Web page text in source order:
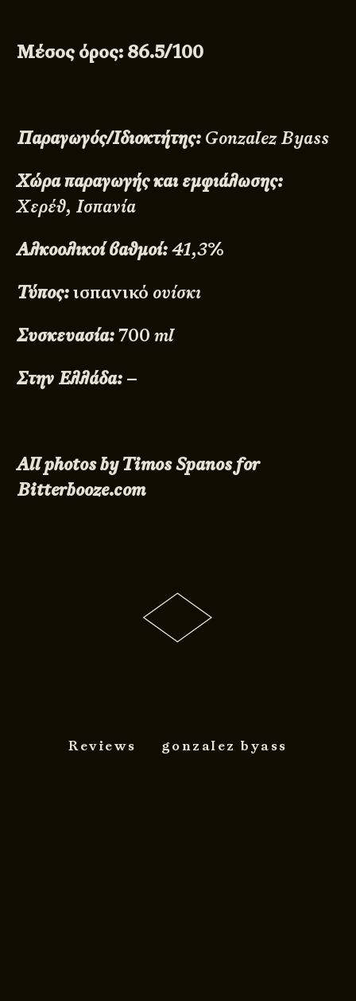
Μέσος όρος: 86.5/100
Παραγωγός/Ιδιοκτήτης: Gonzalez Byass
Χώρα παραγωγής και εμφιάλωσης:
Χερέθ, Ισπανία
Αλκοολικοί βαθμοί:41,3%
Τύπος:ισπανικό ουίσκι
Συσκευασία:700 ml
Στην Ελλάδα: –
All photos by Timos Spanos for
Bitterbooze.com
Reviews gonzalez byass